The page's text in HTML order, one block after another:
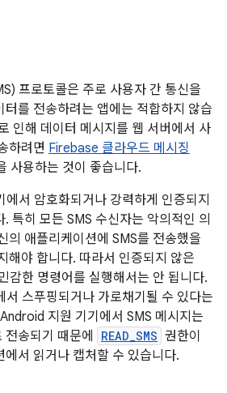
프로토콜은 주로 사용자 간 통신을
터를 전송하려는 앱에는 적합하지 않습
인해 데이터 메시지를 웹 서버에서 사
하려면 Firebase 클라우드 메시징
사용하는 것이 좋습니다.
에서 암호화되거나 강력하게 인증되지
특히 모든 SMS 수신자는 악의적인 의
의 애플리케이션에 SMS를 전송했을
해야 합니다. 따라서 인증되지 않은
감한 명령어를 실행해서는 안 됩니다.
서 스푸핑되거나 가로채기될 수 있다는
지원 기기에서 SMS 메시지는
송되기 때문에
READ_SMS 권한이
에서 읽거나 캡처할 수 있습니다.